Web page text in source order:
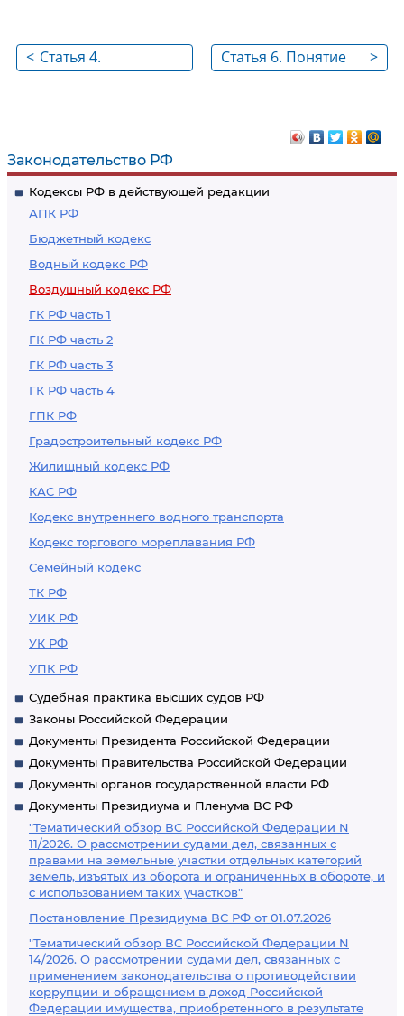
Законодательство РФ
Кодексы РФ в действующей редакции
АПК РФ
Бюджетный кодекс
Водный кодекс РФ
Воздушный кодекс РФ
ГК РФ часть 1
ГК РФ часть 2
ГК РФ часть 3
ГК РФ часть 4
ГПК РФ
Градостроительный кодекс РФ
Жилищный кодекс РФ
КАС РФ
Кодекс внутреннего водного транспорта
Кодекс торгового мореплавания РФ
Семейный кодекс
ТК РФ
УИК РФ
УК РФ
УПК РФ
Судебная практика высших судов РФ
Законы Российской Федерации
Документы Президента Российской Федерации
Документы Правительства Российской Федерации
Документы органов государственной власти РФ
Документы Президиума и Пленума ВС РФ
"Тематический обзор ВС Российской Федерации N
11/2026. О рассмотрении судами дел, связанных с
правами на земельные участки отдельных категорий
земель, изъятых из оборота и ограниченных в обороте, и
с использованием таких участков"
Постановление Президиума ВС РФ от 01.07.2026
"Тематический обзор ВС Российской Федерации N
14/2026. О рассмотрении судами дел, связанных с
применением законодательства о противодействии
коррупции и обращением в доход Российской
Федерации имущества, приобретенного в результате
< Статья 4.
законодательства
Российской
Федерации
>
Статья 6. Понятие